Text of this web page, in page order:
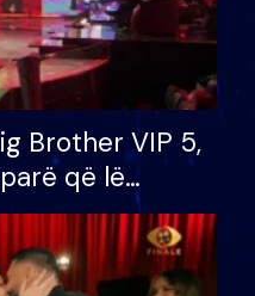
Brother VIP 5,
që lë
për